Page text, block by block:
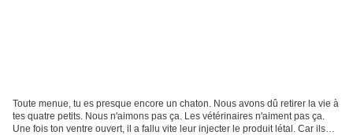
Toute menue, tu es presque encore un chaton. Nous avons dû retirer la vie à
tes quatre petits. Nous n'aimons pas ça. Les vétérinaires n'aiment pas ça.
Une fois ton ventre ouvert, il a fallu vite leur injecter le produit létal. Car ils